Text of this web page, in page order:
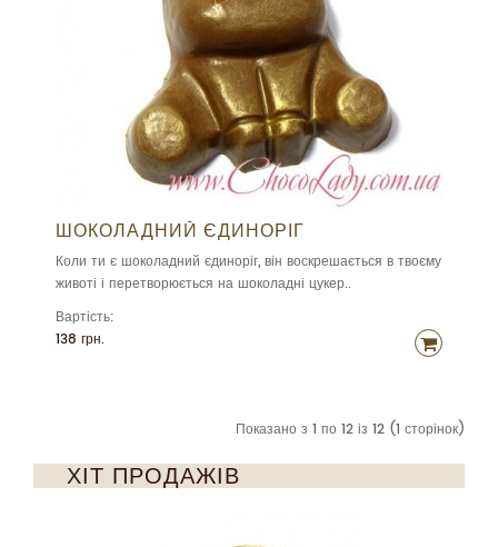
ШОКОЛАДНИЙ ЄДИНОРІГ
Коли ти є шоколадний єдиноріг, він воскрешається в твоєму
животі і перетворюється на шоколадні цукер..
Вартість:
138 грн.
Показано з 1 по 12 із 12 (1 сторінок)
ХІТ ПРОДАЖІВ